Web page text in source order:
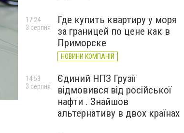
Где купить квартиру у моря
за границей по цене как в
Приморске
НОВИНИ КОМПАНІЙ
17:24
3 серпня
Єдиний НПЗ Грузії
відмовився від російської
нафти . Знайшов
альтернативу в двох країнах
14:53
3 серпня